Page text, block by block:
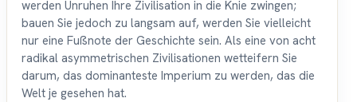
werden Unruhen Ihre Zivilisation in die Knie zwingen;
bauen Sie jedoch zu langsam auf, werden Sie vielleicht
nur eine Fußnote der Geschichte sein. Als eine von acht
radikal asymmetrischen Zivilisationen wetteifern Sie
darum, das dominanteste Imperium zu werden, das die
Welt je gesehen hat.